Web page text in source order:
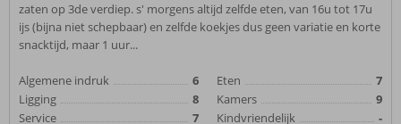
zaten op 3de verdiep. s' morgens altijd zelfde eten, van 16u tot 17u
ijs (bijna niet schepbaar) en zelfde koekjes dus geen variatie en korte
snacktijd, maar 1 uur...
Algemene indruk
6
Ligging
8
Service
7
Eten
7
Kamers
9
Kindvriendelijk
-